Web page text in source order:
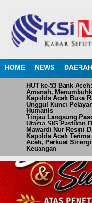
HOME NEWS DAERAH
HUT ke-53 Bank
Amanah,
Kapolda Aceh Buka
Unggul Kunci
Humanis
Tinjau Langsung
Utama SIG Pastikan
Mawardi Nur Resmi
Kapolda Aceh
Aceh, Perkuat
Keuangan